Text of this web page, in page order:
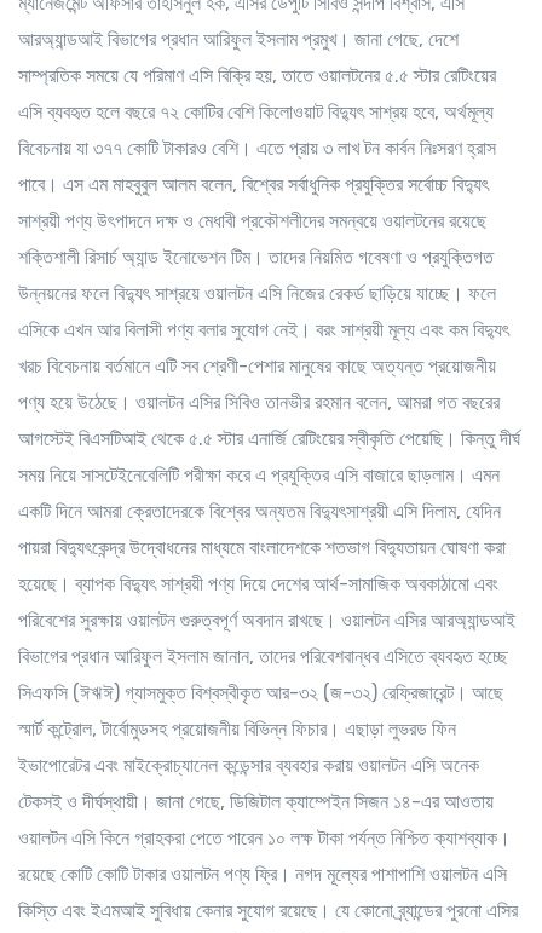
আরঅ্যান্ডআই বিভাগের প্রধান আরিফুল ইসলাম প্রমুখ। জানা গেছে, দেশে
সাম্প্রতিক সময়ে যে পরিমাণ এসি বিক্রি হয়, তাতে ওয়ালটনের ৫.৫ স্টার রেটিংয়ের
এসি ব্যবহৃত হলে বছরে ৭২ কোটির বেশি কিলোওয়াট বিদ্যুৎ সাশ্রয় হবে, অর্থমূল্য
বিবেচনায় যা ৩৭৭ কোটি টাকারও বেশি। এতে প্রায় ৩ লাখ টন কার্বন নিঃসরণ হ্রাস
পাবে। এস এম মাহবুবুল আলম বলেন, বিশ্বের সর্বাধুনিক প্রযুক্তির সর্বোচ্চ বিদ্যুৎ
সাশ্রয়ী পণ্য উৎপাদনে দক্ষ ও মেধাবী প্রকৌশলীদের সমন্বয়ে ওয়ালটনের রয়েছে
শক্তিশালী রিসার্চ অ্যান্ড ইনোভেশন টিম। তাদের নিয়মিত গবেষণা ও প্রযুক্তিগত
উন্নয়নের ফলে বিদ্যুৎ সাশ্রয়ে ওয়ালটন এসি নিজের রেকর্ড ছাড়িয়ে যাচ্ছে। ফলে
এসিকে এখন আর বিলাসী পণ্য বলার সুযোগ নেই। বরং সাশ্রয়ী মূল্য এবং কম বিদ্যুৎ
খরচ বিবেচনায় বর্তমানে এটি সব শ্রেণী-পেশার মানুষের কাছে অত্যন্ত প্রয়োজনীয়
পণ্য হয়ে উঠেছে। ওয়ালটন এসির সিবিও তানভীর রহমান বলেন, আমরা গত বছরের
আগস্টেই বিএসটিআই থেকে ৫.৫ স্টার এনার্জি রেটিংয়ের স্বীকৃতি পেয়েছি। কিন্তু দীর্ঘ
সময় নিয়ে সাসটেইনেবেলিটি পরীক্ষা করে এ প্রযুক্তির এসি বাজারে ছাড়লাম। এমন
একটি দিনে আমরা ক্রেতাদেরকে বিশ্বের অন্যতম বিদ্যুৎসাশ্রয়ী এসি দিলাম, যেদিন
পায়রা বিদ্যুৎকেন্দ্র উদ্বোধনের মাধ্যমে বাংলাদেশকে শতভাগ বিদ্যুতায়ন ঘোষণা করা
হয়েছে। ব্যাপক বিদ্যুৎ সাশ্রয়ী পণ্য দিয়ে দেশের আর্থ-সামাজিক অবকাঠামো এবং
পরিবেশের সুরক্ষায় ওয়ালটন গুরুত্বপূর্ণ অবদান রাখছে। ওয়ালটন এসির আরঅ্যান্ডআই
বিভাগের প্রধান আরিফুল ইসলাম জানান, তাদের পরিবেশবান্ধব এসিতে ব্যবহৃত হচ্ছে
সিএফসি (ঈঋঈ) গ্যাসমুক্ত বিশ্বস্বীকৃত আর-৩২ (জ-৩২) রেফ্রিজারেন্ট। আছে
স্মার্ট কন্ট্রোল, টার্বোমুডসহ প্রয়োজনীয় বিভিন্ন ফিচার। এছাড়া লুভরড ফিন
ইভাপোরেটর এবং মাইক্রোচ্যানেল কন্ডেন্সার ব্যবহার করায় ওয়ালটন এসি অনেক
টেকসই ও দীর্ঘস্থায়ী। জানা গেছে, ডিজিটাল ক্যাম্পেইন সিজন ১৪-এর আওতায়
ওয়ালটন এসি কিনে গ্রাহকরা পেতে পারেন ১০ লক্ষ টাকা পর্যন্ত নিশ্চিত ক্যাশব্যাক।
রয়েছে কোটি কোটি টাকার ওয়ালটন পণ্য ফ্রি। নগদ মূল্যের পাশাপাশি ওয়ালটন এসি
কিস্তি এবং ইএমআই সুবিধায় কেনার সুযোগ রয়েছে। যে কোনো ব্র্যান্ডের পুরনো এসির